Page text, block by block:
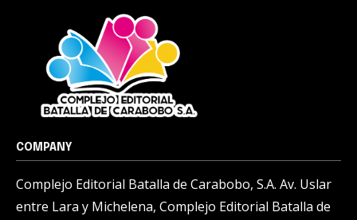
COMPANY
Complejo Editorial Batalla de Carabobo, S.A. Av. Uslar
entre Lara y Michelena, Complejo Editorial Batalla de